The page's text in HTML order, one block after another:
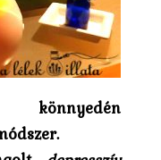
könnyedén